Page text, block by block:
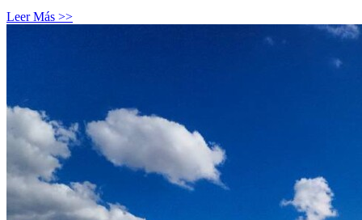
Leer Más >>